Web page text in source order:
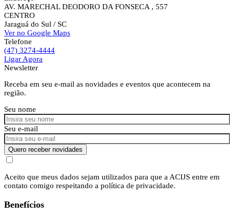
AV. MARECHAL DEODORO DA FONSECA , 557
CENTRO
Jaraguá do Sul / SC
Ver no Google Maps
Telefone
(47) 3274-4444
Ligar Agora
Newsletter
Receba em seu e-mail as novidades e eventos que acontecem na
região.
Seu nome
Seu e-mail
Quero receber novidades
Aceito que meus dados sejam utilizados para que a ACIJS entre em
contato comigo respeitando a política de privacidade.
Benefícios